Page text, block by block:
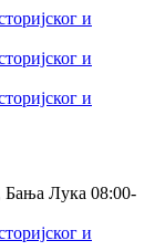
Бања Лука 08:00-